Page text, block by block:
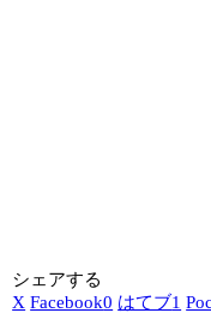
シェアする
X Facebook0 はてブ1